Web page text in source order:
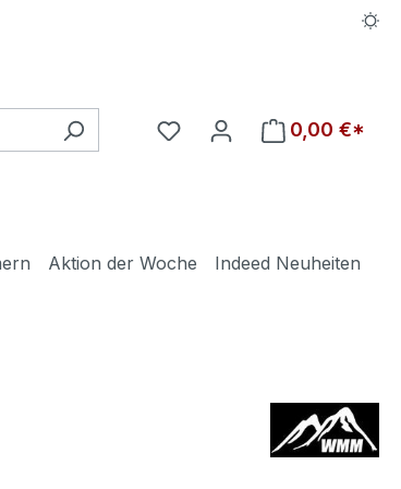
Du hast 0 Produkte auf
0,00 €*
Aktion der Woche
Indeed Neuheiten